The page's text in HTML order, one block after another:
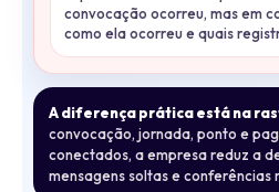
convocação ocorreu, mas em
como ela ocorreu e quais
A diferença prática está na
convocação, jornada, ponto e
conectados, a empresa reduz a
mensagens soltas e conferências